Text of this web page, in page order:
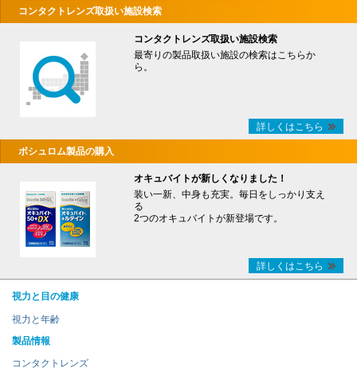
コンタクトレンズ取扱い施設検索
コンタクトレンズ取扱い施設検索
最寄りの製品取扱い施設の検索はこちらか
ら。
詳しくはこちら
ボシュロム製品の購入
オキュバイトが新しくなりました！
装い一新、中身も充実。毎日をしっかり支え
る
2つのオキュバイトが新登場です。
詳しくはこちら
視力と目の健康
視力と年齢
製品情報
コンタクトレンズ